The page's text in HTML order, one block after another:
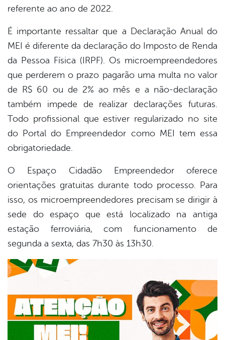
referente ao ano de 2022.
É importante ressaltar que a Declaração Anual do
MEI é diferente da declaração do Imposto de Renda
da Pessoa Física (IRPF). Os microempreendedores
que perderem o prazo pagarão uma multa no valor
de R$ 60 ou de 2% ao mês e a não-declaração
também impede de realizar declarações futuras.
Todo profissional que estiver regularizado no site
do Portal do Empreendedor como MEI tem essa
obrigatoriedade.
O Espaço Cidadão Empreendedor oferece
orientações gratuitas durante todo processo. Para
isso, os microempreendedores precisam se dirigir à
sede do espaço que está localizado na antiga
estação ferroviária, com funcionamento de
segunda a sexta, das 7h30 às 13h30.